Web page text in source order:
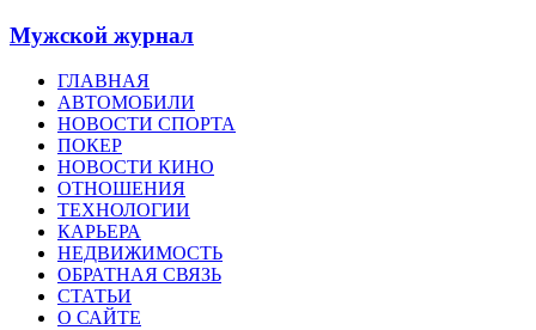
Мужской журнал
ГЛАВНАЯ
АВТОМОБИЛИ
НОВОСТИ СПОРТА
ПОКЕР
НОВОСТИ КИНО
ОТНОШЕНИЯ
ТЕХНОЛОГИИ
КАРЬЕРА
НЕДВИЖИМОСТЬ
ОБРАТНАЯ СВЯЗЬ
СТАТЬИ
О САЙТЕ